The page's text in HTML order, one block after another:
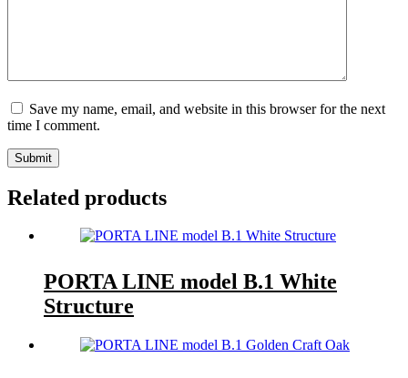
Save my name, email, and website in this browser for the next
time I comment.
Submit
Related products
PORTA LINE model B.1 White
Structure